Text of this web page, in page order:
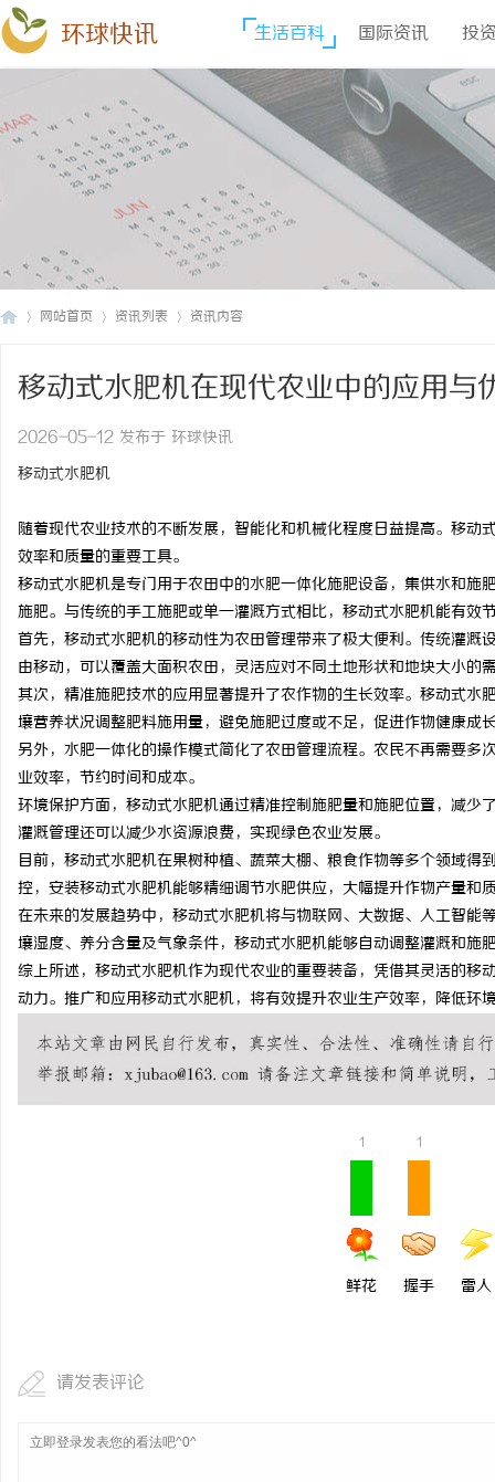
环球快讯 生活百科 国际资讯 投
网站首页 资讯列表 资讯内容
移动式水肥机在现代农业中的应用与
2026-05-12 发布于 环球快讯
移动式水肥机
随着现代农业技术的不断发展，智能化和机械化程度日益提高。移
效率和质量的重要工具。
移动式水肥机是专门用于农田中的水肥一体化施肥设备，集供水和
施肥。与传统的手工施肥或单一灌溉方式相比，移动式水肥机能有效
首先，移动式水肥机的移动性为农田管理带来了极大便利。传统灌
由移动，可以覆盖大面积农田，灵活应对不同土地形状和地块大小的
其次，精准施肥技术的应用显著提升了农作物的生长效率。移动式
壤营养状况调整肥料施用量，避免施肥过度或不足，促进作物健康成
另外，水肥一体化的操作模式简化了农田管理流程。农民不再需要
业效率，节约时间和成本。
环境保护方面，移动式水肥机通过精准控制施肥量和施肥位置，减
灌溉管理还可以减少水资源浪费，实现绿色农业发展。
目前，移动式水肥机在果树种植、蔬菜大棚、粮食作物等多个领域
控，安装移动式水肥机能够精细调节水肥供应，大幅提升作物产量和
在未来的发展趋势中，移动式水肥机将与物联网、大数据、人工智
壤湿度、养分含量及气象条件，移动式水肥机能够自动调整灌溉和施
综上所述，移动式水肥机作为现代农业的重要装备，凭借其灵活的
动力。推广和应用移动式水肥机，将有效提升农业生产效率，降低环
1
鲜花
1
握手 雷人
请发表评论
武汉配眼镜 上海配眼镜